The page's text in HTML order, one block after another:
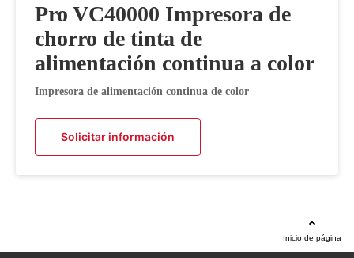
Pro VC40000 Impresora de
chorro de tinta de
alimentación continua a color
Impresora de alimentación continua de color
Solicitar información
Inicio de página